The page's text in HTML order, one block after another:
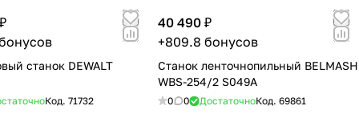
станок DEWALT
Код. 71732
40 490 ₽
+809.8 бонусов
Станок ленточнопильный BELMASH
WBS-254/2 S049A
0 0 ДостаточноКод. 69861